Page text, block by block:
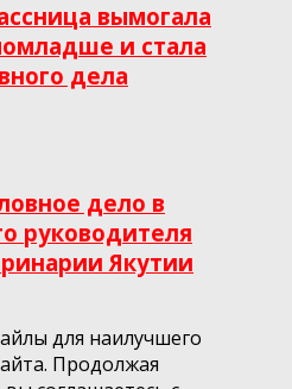
вымогала
и стала
дела
дело в
руководителя
Якутии
для наилучшего
Продолжая